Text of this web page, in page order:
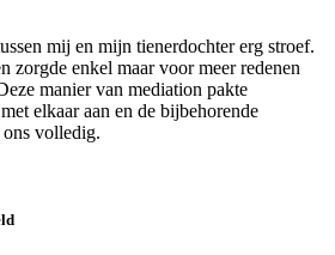
mij en mijn tienerdochter erg stroef.
zorgde enkel maar voor meer redenen
manier van mediation pakte
elkaar aan en de bijbehorende
volledig.